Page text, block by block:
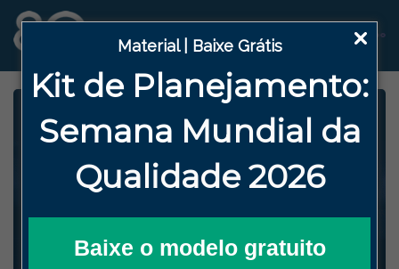
Material | Baixe Grátis
Kit de Planejamento:
Semana Mundial da
Qualidade 2026
Baixe o modelo gratuito